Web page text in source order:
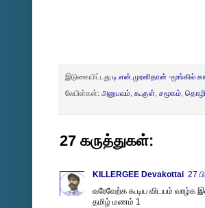
இடுகையிட்டது டி.என்.முரளிதரன் -மூங்கில்
லேபிள்கள்: அனுபவம் கூகுள் சமூகம்
27 கருத்துகள்:
KILLERGEE Devakottai 27
வரேவேற்க கூடிய விடயம்
தமிழ் மணம் 1